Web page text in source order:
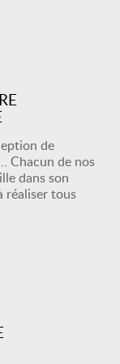
de
Chacun de nos
dans son
réaliser tous